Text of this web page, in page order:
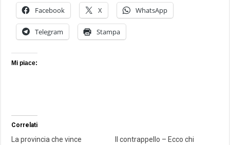
Facebook X WhatsApp
Telegram Stampa
Mi piace:
Correlati
La provincia che vince
Il contrappello – Ecco chi